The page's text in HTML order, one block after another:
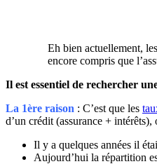
Eh bien actuellement,
encore compris que
Il est essentiel de rechercher
La 1ère raison : C’est que les
d’un crédit (assurance +
Il y a quelques années il
Aujourd’hui la répartition